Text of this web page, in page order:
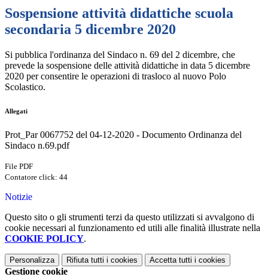
Sospensione attività didattiche scuola
secondaria 5 dicembre 2020
Si pubblica l'ordinanza del Sindaco n. 69 del 2 dicembre, che
prevede la sospensione delle attività didattiche in data 5 dicembre
2020 per consentire le operazioni di trasloco al nuovo Polo
Scolastico.
Allegati
Prot_Par 0067752 del 04-12-2020 - Documento Ordinanza del
Sindaco n.69.pdf
File PDF
Contatore click: 44
Notizie
Questo sito o gli strumenti terzi da questo utilizzati si avvalgono di
cookie necessari al funzionamento ed utili alle finalità illustrate nella
COOKIE POLICY.
Personalizza Rifiuta tutti i cookies Accetta tutti i cookies
Gestione cookie